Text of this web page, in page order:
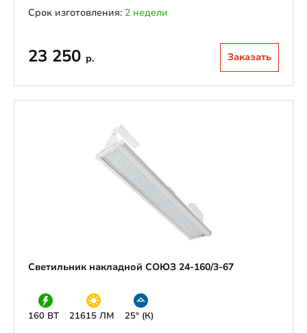
Срок изготовления: 2 недели
23 250 р. Заказать
Светильник накладной СОЮЗ 24-160/3-67
160 ВТ 21615 ЛМ 25° (К)